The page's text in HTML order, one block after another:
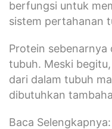
berfungsi untuk
sistem pertahanan
Protein sebenarnya
tubuh. Meski
dari dalam tubuh
dibutuhkan
Baca